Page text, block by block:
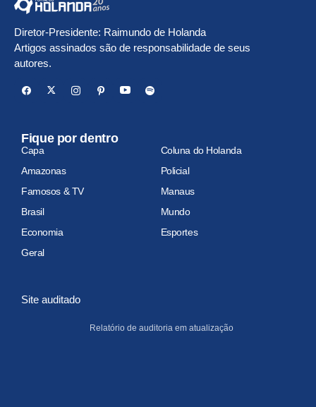
Diretor-Presidente: Raimundo de Holanda
Artigos assinados são de responsabilidade de seus
autores.
Fique por dentro
Capa
Coluna do Holanda
Amazonas
Policial
Famosos & TV
Manaus
Brasil
Mundo
Economia
Esportes
Geral
Site auditado
Relatório de auditoria em atualização